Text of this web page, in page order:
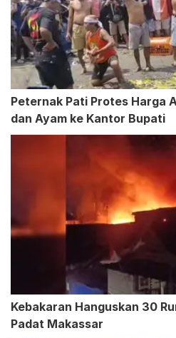
Peternak Pati Protes Harga
dan Ayam ke Kantor Bupati
Kebakaran Hanguskan 30
Padat Makassar